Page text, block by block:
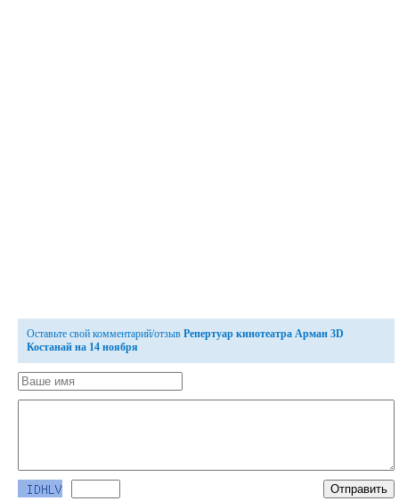
Оставьте свой комментарий/отзыв Репертуар кинотеатра Арман 3D
Костанай на 14 ноября